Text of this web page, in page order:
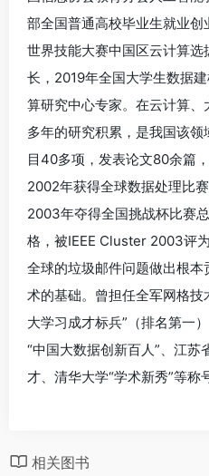
部全国普通高校毕业生就业
世界技能大赛中国区云计算
长，2019年全国大学生数据
算研究中心专家。在云计算
多年的研究积累，是我国该
目40多项，发表论文80余篇
2002年获得全球数据处理比
2003年夺得全国挑战杯比赛
格，被IEEE Cluster 2003评
全球的垃圾邮件问题做出根
术的基础。曾担任全军网格
大学习成才标兵”（排名第一
“中国大数据创新百人”、江苏
才、清华大学“学术新秀”等称
相关图书